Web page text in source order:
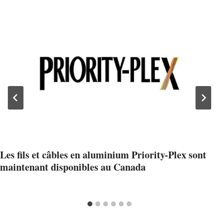
Les fils et câbles en aluminium Priority-Plex sont
maintenant disponibles au Canada